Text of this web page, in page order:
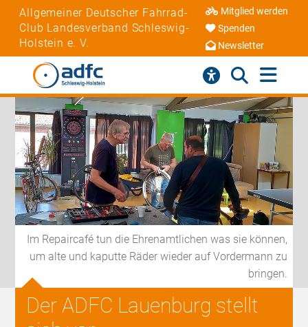
Allgemeiner Deutscher Fahrrad-
Club Landesverband Schleswig-
Holstein e. V.
Mitglied werden
Spenden
Newsletter
Im Repaircafé tun die Ehrenamtlichen was sie können,
um alte und kaputte Räder wieder auf Vordermann zu
bringen.
Der ADFC Lauenburg stellt